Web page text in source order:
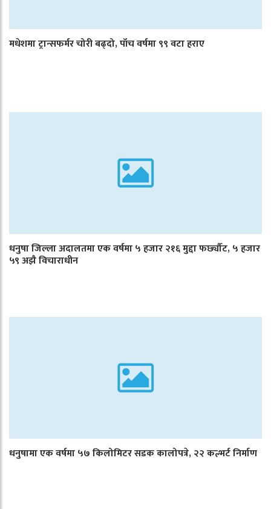
मधेशमा ट्रान्सफर्मर चोरी बढ्दो, पाँच वर्षमा ९९ वटा हराए
धनुषा जिल्ला अदालतमा एक वर्षमा ५ हजार २१६ मुद्दा फर्छ्यौट, ५ हजार
५९ अझै विचाराधीन
धनुषामा एक वर्षमा ५७ किलोमिटर सडक कालोपत्रे, २२ कल्भर्ट निर्माण